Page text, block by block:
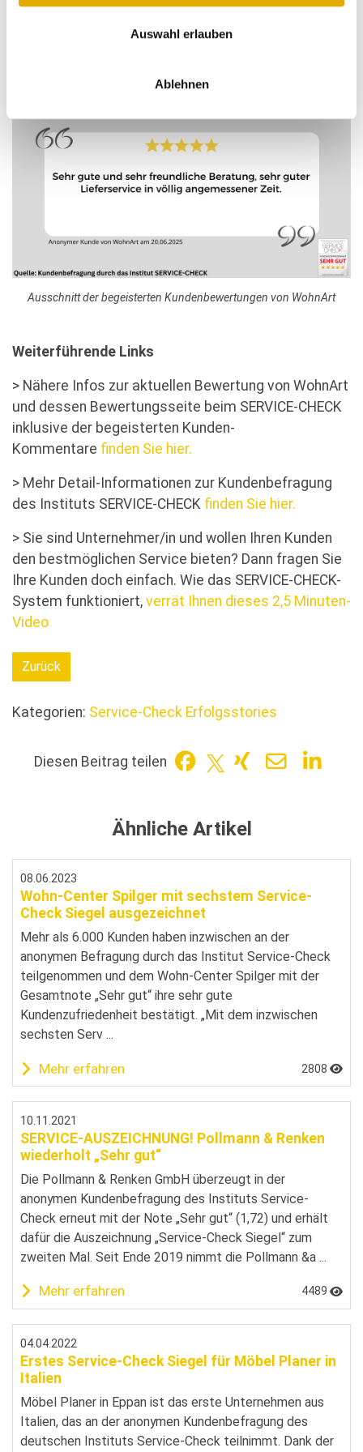
Auswahl erlauben
Ablehnen
Ausschnitt der begeisterten Kundenbewertungen von WohnArt
Weiterführende Links
> Nähere Infos zur aktuellen Bewertung von WohnArt
und dessen Bewertungsseite beim SERVICE-CHECK
inklusive der begeisterten Kunden-
Kommentare finden Sie hier.
> Mehr Detail-Informationen zur Kundenbefragung
des Instituts SERVICE-CHECK finden Sie hier.
> Sie sind Unternehmer/in und wollen Ihren Kunden
den bestmöglichen Service bieten? Dann fragen Sie
Ihre Kunden doch einfach. Wie das SERVICE-CHECK-
System funktioniert, verrät Ihnen dieses 2,5 Minuten-
Video
Zurück
Kategorien: Service-Check Erfolgsstories
Diesen Beitrag teilen
Ähnliche Artikel
08.06.2023
Wohn-Center Spilger mit sechstem Service-
Check Siegel ausgezeichnet
Mehr als 6.000 Kunden haben inzwischen an der
anonymen Befragung durch das Institut Service-Check
teilgenommen und dem Wohn-Center Spilger mit der
Gesamtnote „Sehr gut“ ihre sehr gute
Kundenzufriedenheit bestätigt. „Mit dem inzwischen
sechsten Serv ...
Mehr erfahren 2808
10.11.2021
SERVICE-AUSZEICHNUNG! Pollmann & Renken
wiederholt „Sehr gut“
Die Pollmann & Renken GmbH überzeugt in der
anonymen Kundenbefragung des Instituts Service-
Check erneut mit der Note „Sehr gut“ (1,72) und erhält
dafür die Auszeichnung „Service-Check Siegel“ zum
zweiten Mal. Seit Ende 2019 nimmt die Pollmann &a ...
Mehr erfahren 4489
04.04.2022
Erstes Service-Check Siegel für Möbel Planer in
Italien
Möbel Planer in Eppan ist das erste Unternehmen aus
Italien, das an der anonymen Kundenbefragung des
deutschen Instituts Service-Check teilnimmt. Dank der